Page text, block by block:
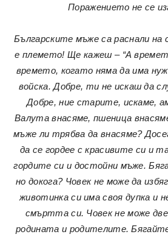
Поражението не се
Българските мъже са раснали на
е племето! Ще кажеш – “А
времето, когато няма да има
войска. Добре, ти не искаш да
Добре, ние старите, искаме,
Валута внасяме, пшеница
мъже ли трябва да внасяме?
да се гордее с красивите си и
гордите си и достойни мъже.
но докога? Човек не може да
животинка си има своя дупка и
смъртта си. Човек не може
родината и родителите.